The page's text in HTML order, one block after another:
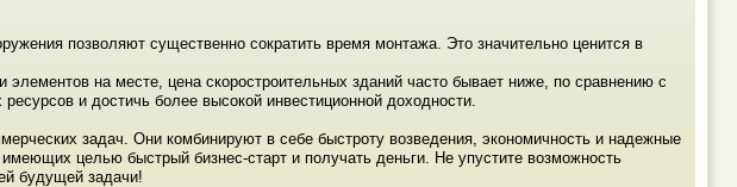
позволяют существенно сократить время монтажа. Это значительно ценится в
на месте, цена скоростроительных зданий часто бывает ниже, по сравнению с
и достичь более высокой инвестиционной доходности.
задач. Они комбинируют в себе быстроту возведения, экономичность и надежные
целью быстрый бизнес-старт и получать деньги. Не упустите возможность
будущей задачи!